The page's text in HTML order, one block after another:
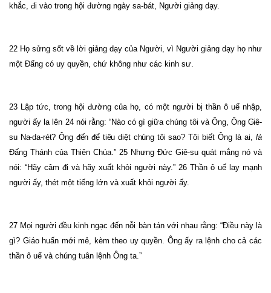
khắc, đi vào trong hội đường ngày sa-bát, Người giảng dạy.
22 Họ sửng sốt về lời giảng dạy của Người, vì Người giảng dạy họ như
một Đấng có uy quyền, chứ không như các kinh sư.
23 Lập tức, trong hội đường của họ, có một người bị thần ô uế nhập,
người ấy la lên 24 nói rằng: “Nào có gì giữa chúng tôi và Ông, Ông Giê-
su Na-da-rét?Ông đến để tiêu diệt chúng tôi sao? Tôi biết Ông là ai,là
Đấng Thánh của Thiên Chúa.” 25 Nhưng Đức Giê-su quát mắng nó và
nói: “Hãy câm đi và hãy xuất khỏi người này.” 26 Thần ô uế lay mạnh
người ấy, thét một tiếng lớn và xuất khỏi người ấy.
27 Mọi người đều kinh ngạc đến nỗi bàn tán với nhau rằng: “Điều này là
gì? Giáo huấn mới mẻ, kèm theo uy quyền. Ông ấy ra lệnh cho cả các
thần ô uế và chúng tuân lệnh Ông ta.”